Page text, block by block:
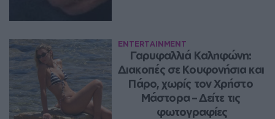
ENTERTAINMENT
Γαρυφαλλιά Καληφώνη:
Διακοπές σε Κουφονήσια και
Πάρο, χωρίς τον Χρήστο
Μάστορα – Δείτε τις
φωτογραφίες